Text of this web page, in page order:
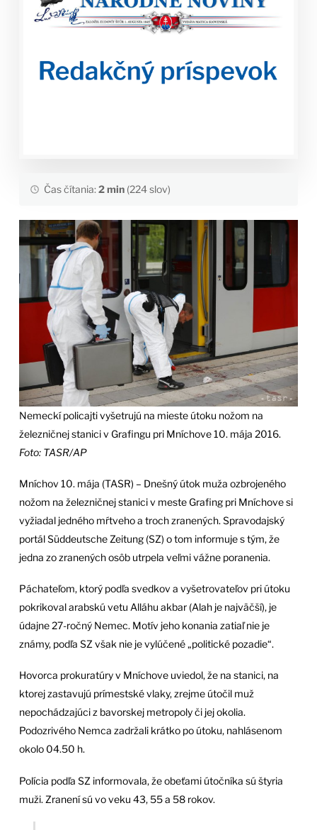
Čas čítania:2 min(224 slov)
Nemeckí policajti vyšetrujú na mieste útoku nožom na
železničnej stanici v Grafingu pri Mníchove 10. mája 2016.
Foto: TASR/AP
Mníchov 10. mája (TASR) – Dnešný útok muža ozbrojeného
nožom na železničnej stanici v meste Grafing pri Mníchove si
vyžiadal jedného mŕtveho a troch zranených. Spravodajský
portál Süddeutsche Zeitung (SZ) o tom informuje s tým, že
jedna zo zranených osôb utrpela veľmi vážne poranenia.
Páchateľom, ktorý podľa svedkov a vyšetrovateľov pri útoku
pokrikoval arabskú vetu Alláhu akbar (Alah je najväčší), je
údajne 27-ročný Nemec. Motív jeho konania zatiaľ nie je
známy, podľa SZ však nie je vylúčené „politické pozadie“.
Hovorca prokuratúry v Mníchove uviedol, že na stanici, na
ktorej zastavujú prímestské vlaky, zrejme útočil muž
nepochádzajúci z bavorskej metropoly či jej okolia.
Podozrivého Nemca zadržali krátko po útoku, nahlásenom
okolo 04.50 h.
Polícia podľa SZ informovala, že obeťami útočníka sú štyria
muži. Zranení sú vo veku 43, 55 a 58 rokov.